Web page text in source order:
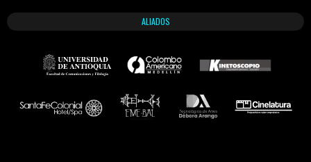
ALIADOS